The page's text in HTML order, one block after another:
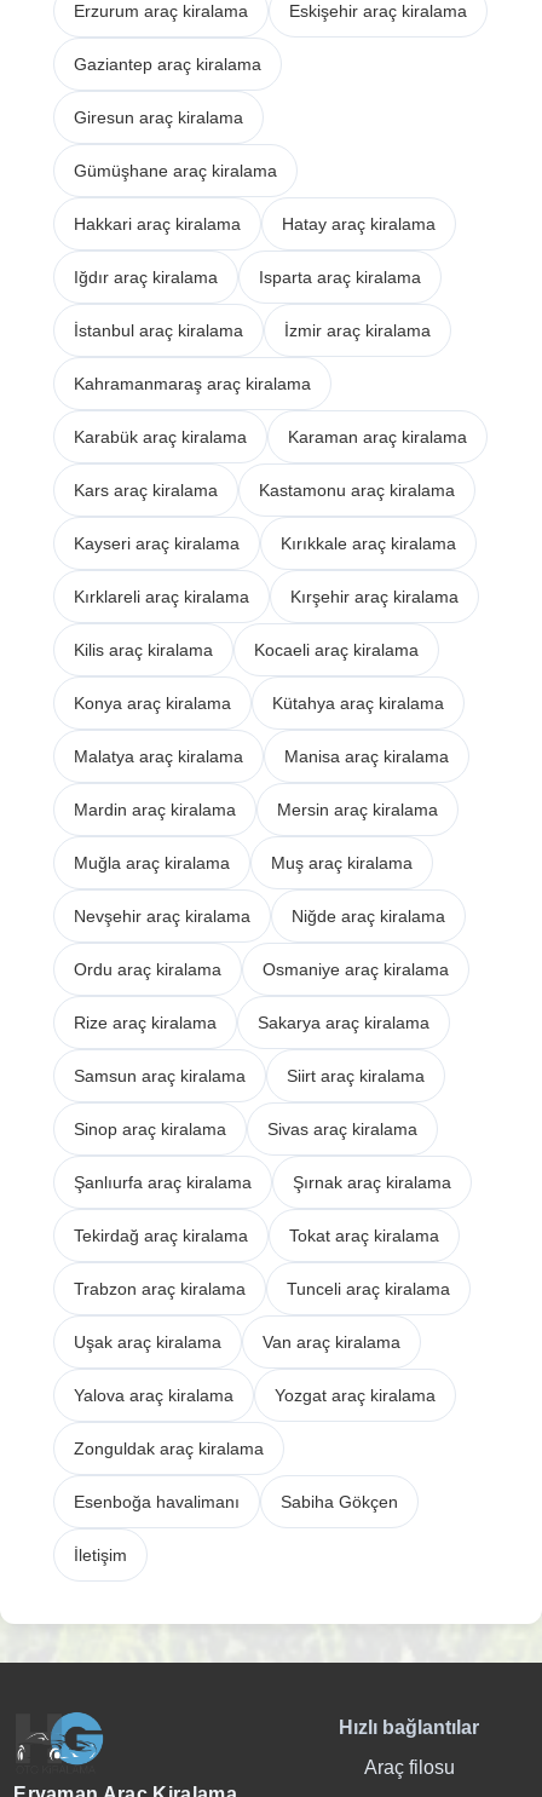
Erzurum araç kiralama Eskişehir araç kiralama
Gaziantep araç kiralama
Giresun araç kiralama
Gümüşhane araç kiralama
Hakkari araç kiralama Hatay araç kiralama
Iğdır araç kiralama Isparta araç kiralama
İstanbul araç kiralama İzmir araç kiralama
Kahramanmaraş araç kiralama
Karabük araç kiralama Karaman araç kiralama
Kars araç kiralama Kastamonu araç kiralama
Kayseri araç kiralama Kırıkkale araç kiralama
Kırklareli araç kiralama Kırşehir araç kiralama
Kilis araç kiralama Kocaeli araç kiralama
Konya araç kiralama Kütahya araç kiralama
Malatya araç kiralama Manisa araç kiralama
Mardin araç kiralama Mersin araç kiralama
Muğla araç kiralama Muş araç kiralama
Nevşehir araç kiralama Niğde araç kiralama
Ordu araç kiralama Osmaniye araç kiralama
Rize araç kiralama Sakarya araç kiralama
Samsun araç kiralama Siirt araç kiralama
Sinop araç kiralama Sivas araç kiralama
Şanlıurfa araç kiralama Şırnak araç kiralama
Tekirdağ araç kiralama Tokat araç kiralama
Trabzon araç kiralama Tunceli araç kiralama
Uşak araç kiralama Van araç kiralama
Yalova araç kiralama Yozgat araç kiralama
Zonguldak araç kiralama
Esenboğa havalimanı Sabiha Gökçen
İletişim
Hızlı bağlantılar
Araç filosu